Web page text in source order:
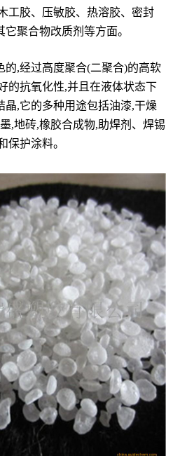
工胶、压敏胶、热溶胶、密封
聚合物改质剂等方面。
的,经过高度聚合(二聚合)的高软
的抗氧化性,并且在液体状态下
晶,它的多种用途包括油漆,干燥
,地砖,橡胶合成物,助焊剂、焊锡
保护涂料。